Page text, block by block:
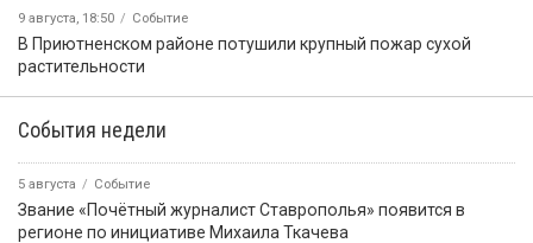
9 августа, 18:50 Событие
В Приютненском районе потушили крупный пожар сухой
растительности
События недели
5 августа Событие
Звание «Почётный журналист Ставрополья» появится в
регионе по инициативе Михаила Ткачева